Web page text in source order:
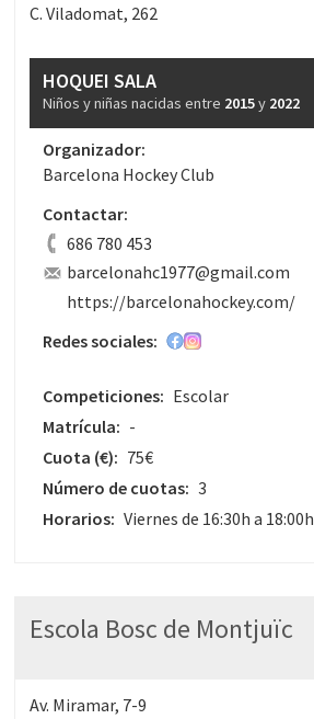
C. Viladomat, 262
HOQUEI SALA
Niños y niñas nacidas entre 2015y 2022
Organizador:
Barcelona Hockey Club
Contactar:
686 780 453
barcelonahc1977@gmail.com
https://barcelonahockey.com/
Redes sociales:
Competiciones: Escolar
Matrícula: -
Cuota (€): 75€
Número de cuotas: 3
Horarios: Viernes de 16:30h a 18:00h
Escola Bosc de Montjuïc
Av. Miramar, 7-9